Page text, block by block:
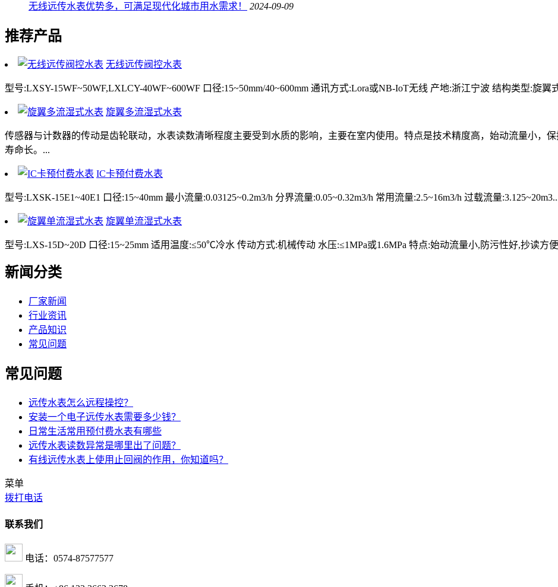
无线远传水表优势多，可满足现代化城市用水需求！ 2024-09-09
推荐产品
无线远传阀控水表
型号:LXSY-15WF~50WF,LXLCY-40WF~600WF 口径:15~50mm/40~600mm 通讯方式:Lora或NB-IoT无线 产地:浙江宁波 结构类型:旋翼
旋翼多流湿式水表
传感器与计数器的传动是齿轮联动，水表读数清晰程度主要受到水质的影响，主要在室内使用。特点是技术精度高，始动流量小，
寿命长。...
IC卡预付费水表
型号:LXSK-15E1~40E1 口径:15~40mm 最小流量:0.03125~0.2m3/h 分界流量:0.05~0.32m3/h 常用流量:2.5~16m3/h 过载流量
旋翼单流湿式水表
型号:LXS-15D~20D 口径:15~25mm 适用温度:≤50℃冷水 传动方式:机械传动 水压:≤1MPa或1.6MPa 特点:始动流量小,防污性好,抄读方
新闻分类
厂家新闻
行业资讯
产品知识
常见问题
常见问题
远传水表怎么远程操控？
安装一个电子远传水表需要多少钱？
日常生活常用预付费水表有哪些
远传水表读数异常是哪里出了问题？
有线远传水表上使用止回阀的作用，你知道吗？
菜单
拨打电话
联系我们
电话：0574-87577577